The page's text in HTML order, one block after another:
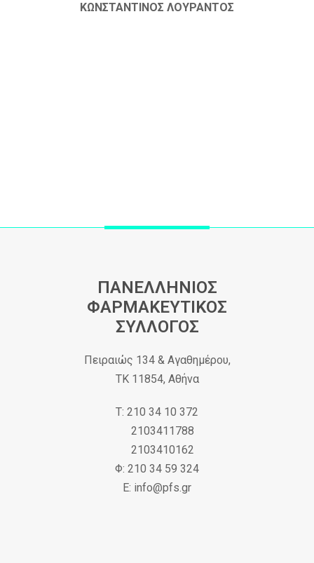
ΚΩΝΣΤΑΝΤΙΝΟΣ ΛΟΥΡΑΝΤΟΣ
ΠΑΝΕΛΛΗΝΙΟΣ
ΦΑΡΜΑΚΕΥΤΙΚΟΣ
ΣΥΛΛΟΓΟΣ
Πειραιώς 134 & Αγαθημέρου,
ΤΚ 11854, Αθήνα
Τ: 210 34 10 372
2103411788
2103410162
Φ: 210 34 59 324
Ε: info@pfs.gr